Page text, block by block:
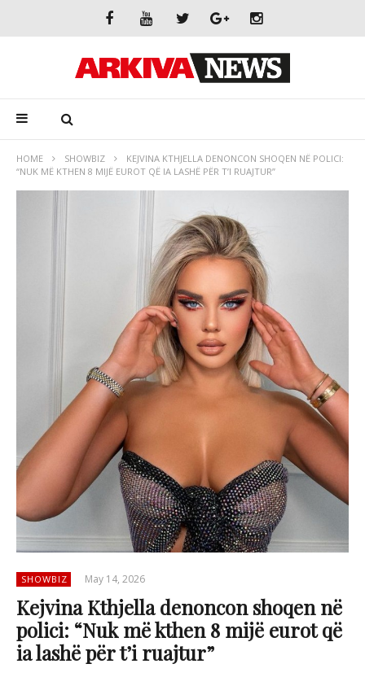
HOME SHOWBIZ
KEJVINA KTHJELLA DENONCON SHOQEN NË POLICI:
“NUK MË KTHEN 8 MIJË EUROT QË IA LASHË PËR T’I RUAJTUR”
SHOWBIZ May 14, 2026
Kejvina Kthjella denoncon shoqen në
polici: “Nuk më kthen 8 mijë eurot që
ia lashë për t’i ruajtur”